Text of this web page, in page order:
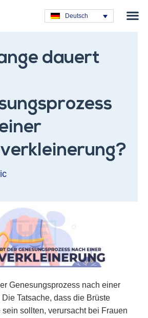
Deutsch
dauert
Genesungsprozess nach einer
Tatsache, dass die Brüste
sollten, verursacht bei Frauen